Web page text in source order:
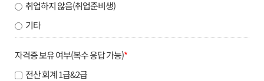
취업하지 않음(취업준비생)
기타
자격증 보유 여부(복수 응답 가능)*
전산 회계 1급&2급